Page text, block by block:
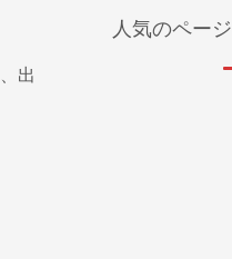
出
人気のページ